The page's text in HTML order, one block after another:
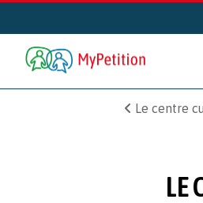
Le centre
LE